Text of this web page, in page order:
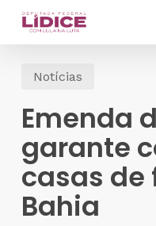
Skip
contentNotícias
Emenda
garante
casas de
Bahia